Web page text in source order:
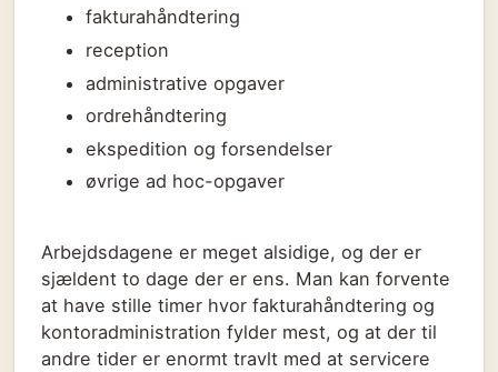
fakturahåndtering
reception
administrative opgaver
ordrehåndtering
ekspedition og forsendelser
øvrige ad hoc-opgaver
Arbejdsdagene er meget alsidige, og der er
sjældent to dage der er ens. Man kan forvente
at have stille timer hvor fakturahåndtering og
kontoradministration fylder mest, og at der til
andre tider er enormt travlt med at servicere